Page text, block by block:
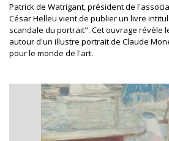
Patrick de Watrigant, président de
César Helleu vient de publier un livre
scandale du portrait". Cet ouvrage révèle
autour d'un illustre portrait de Claude
pour le monde de l'art.